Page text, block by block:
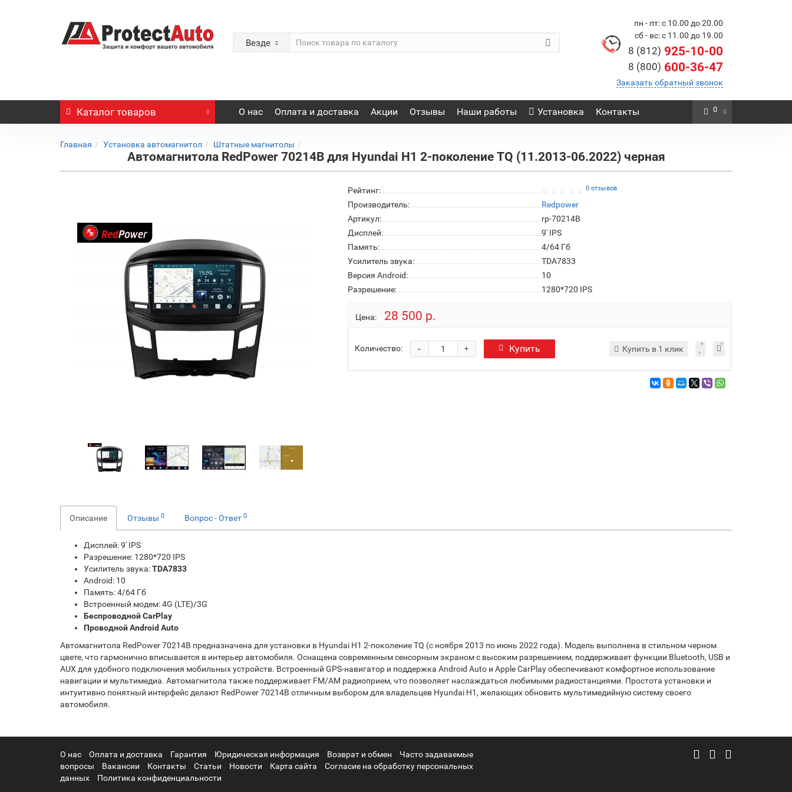
Везде
пн - пт: с 10.00 до 20.00
сб - вс: с 11.00 до 19.00
8 (812) 925-10-00
8 (800) 600-36-47
Заказать обратный звонок
Каталог товаров О нас Оплата и доставка Акции Отзывы Наши работы Установка Контакты 0
Главная Установка автомагнитол Штатные магнитолы
Автомагнитола RedPower 70214B для Hyundai H1 2-поколение TQ (11.2013-06.2022) черная
Рейтинг: 0 отзывов
Производитель:
Redpower
Артикул:
rp-70214B
Дисплей:
9' IPS
Память:
4/64 Гб
Усилитель звука:
TDA7833
Версия Android:
10
Разрешение:
1280*720 IPS
Цена: 28 500 р.
Количество: +
- Купить Купить в 1 клик
Описание Отзывы 0 Вопрос - Ответ 0
Дисплей: 9' IPS
Разрешение: 1280*720 IPS
Усилитель звука:TDA7833
Android: 10
Память: 4/64 Гб
Встроенный модем: 4G (LTE)/3G
Беспроводной CarPlay
Проводной Android Auto
Автомагнитола RedPower 70214B предназначена для установки в Hyundai H1 2-поколение TQ (с ноября 2013 по июнь 2022 года). Модель выполнена в стильном черном
цвете, что гармонично вписывается в интерьер автомобиля. Оснащена современным сенсорным экраном с высоким разрешением, поддерживает функции Bluetooth, USB и
AUX для удобного подключения мобильных устройств. Встроенный GPS-навигатор и поддержка Android Auto и Apple CarPlay обеспечивают комфортное использование
навигации и мультимедиа. Автомагнитола также поддерживает FM/AM радиоприем, что позволяет наслаждаться любимыми радиостанциями. Простота установки и
интуитивно понятный интерфейс делают RedPower 70214B отличным выбором для владельцев Hyundai H1, желающих обновить мультимедийную систему своего
автомобиля.
О нас Оплата и доставка Гарантия Юридическая информация Возврат и обмен
Часто задаваемые
вопросы
Вакансии Контакты Статьи Новости Карта сайта
Согласие на обработку персональных
данных
Политика конфиденциальности